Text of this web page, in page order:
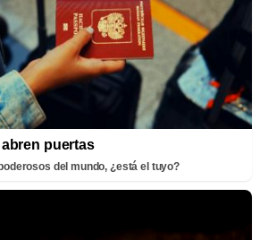
puertas
del mundo, ¿está el tuyo?